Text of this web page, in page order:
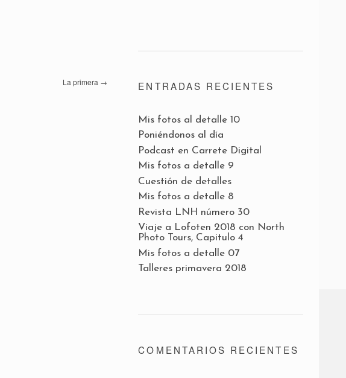
La primera → ENTRADAS RECIENTES
Mis fotos al detalle 10
Poniéndonos al día
Podcast en Carrete Digital
Mis fotos a detalle 9
Cuestión de detalles
Mis fotos a detalle 8
Revista LNH número 30
Viaje a Lofoten 2018 con North
Photo Tours, Capitulo 4
Mis fotos a detalle 07
Talleres primavera 2018
COMENTARIOS RECIENTES